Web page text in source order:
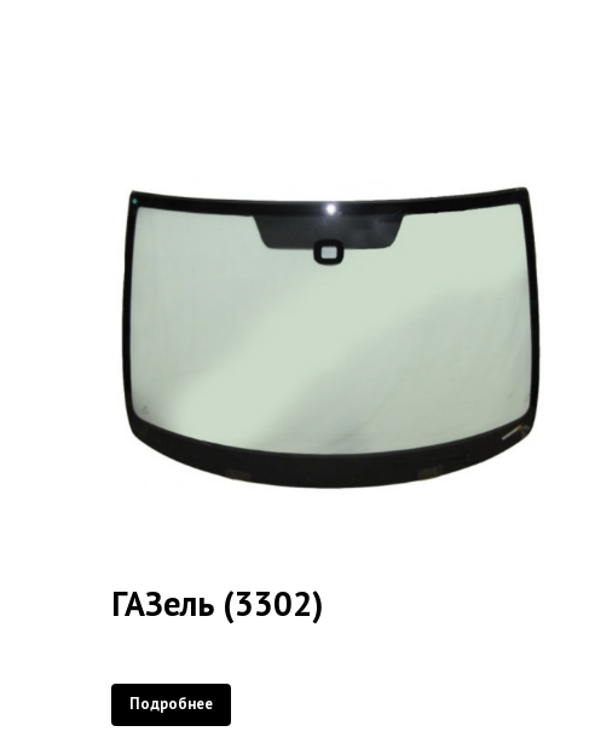
ГАЗель (3302)
Подробнее